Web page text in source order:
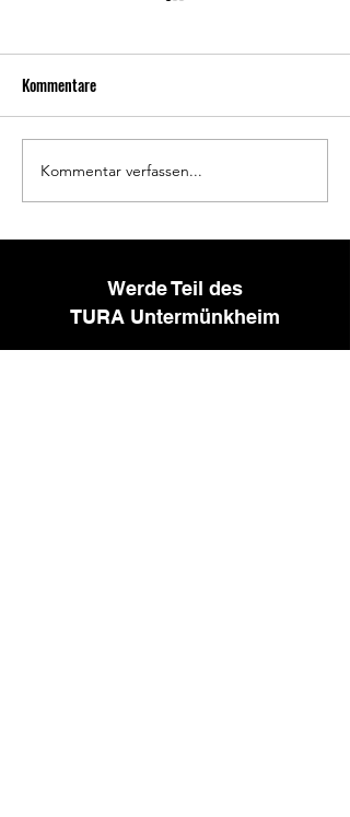
TURA-Volleyball-Senioren
unterwegs
Kommentare
Kommentar verfassen...
Werde Teil des
TURA Untermünkheim